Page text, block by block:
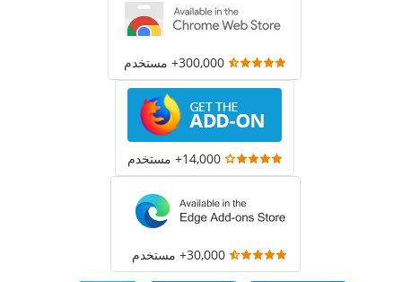
300,000+ مستخدم
14,000+ مستخدم
30,000+ مستخدم